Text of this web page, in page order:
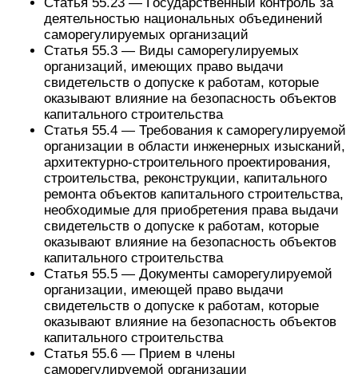
деятельностью национальных объединений
саморегулируемых организаций
Статья 55.3 — Виды саморегулируемых
организаций, имеющих право выдачи
свидетельств о допуске к работам, которые
оказывают влияние на безопасность объектов
капитального строительства
Статья 55.4 — Требования к саморегулируемой
организации в области инженерных изысканий,
архитектурно-строительного проектирования,
строительства, реконструкции, капитального
ремонта объектов капитального строительства,
необходимые для приобретения права выдачи
свидетельств о допуске к работам, которые
оказывают влияние на безопасность объектов
капитального строительства
Статья 55.5 — Документы саморегулируемой
организации, имеющей право выдачи
свидетельств о допуске к работам, которые
оказывают влияние на безопасность объектов
капитального строительства
Статья 55.6 — Прием в члены
саморегулируемой организации